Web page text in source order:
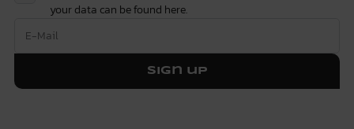
your data can be found here.
Sign up